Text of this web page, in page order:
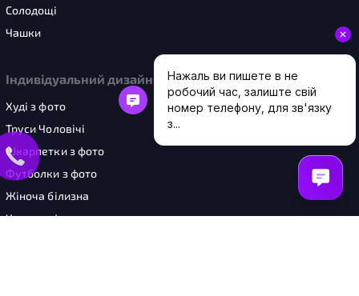
Солодощі
Чашки
Індивідуальний дизайн
Худі з фото
Труси Чоловічі
Шкарпетки з фото
Футболки з фото
Жіноча білизна
Чашки з фото